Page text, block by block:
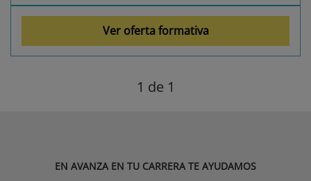
Ver oferta formativa
1 de 1
EN AVANZA EN TU CARRERA TE AYUDAMOS